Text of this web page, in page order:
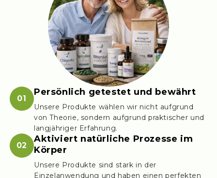
01
Persönlich getestet und bewährt
Unsere Produkte wählen wir nicht aufgrund
von Theorie, sondern aufgrund praktischer und
langjähriger Erfahrung.
02
Aktiviert natürliche Prozesse im
Körper
Unsere Produkte sind stark in der
Einzelanwendung und haben einen perfekten